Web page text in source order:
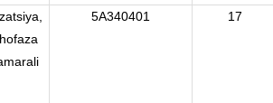
5A340401 17